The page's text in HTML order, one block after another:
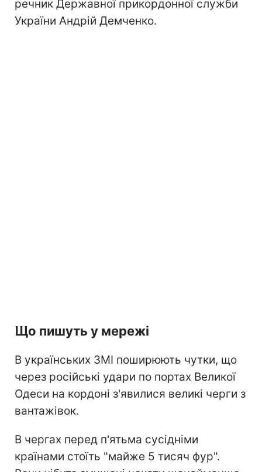
речник Державної прикордонної служби
України Андрій Демченко.
Що пишуть у мережі
В українських ЗМІ поширюють чутки, що
через російські удари по портах Великої
Одеси на кордоні з'явилися великі черги з
вантажівок.
В чергах перед п'ятьма сусідніми
країнами стоїть "майже 5 тисяч фур".